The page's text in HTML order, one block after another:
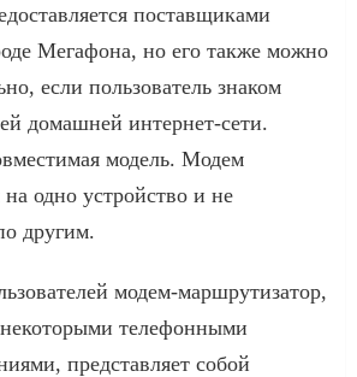
поставщиками
Мегафона, но его также можно
если пользователь знаком
домашней интернет-сети.
модель. Модем
одно устройство и не
другим.
модем-маршрутизатор,
телефонными
представляет собой